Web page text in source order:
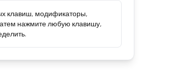
клавиш, модификаторы,
нажмите любую клавишу,